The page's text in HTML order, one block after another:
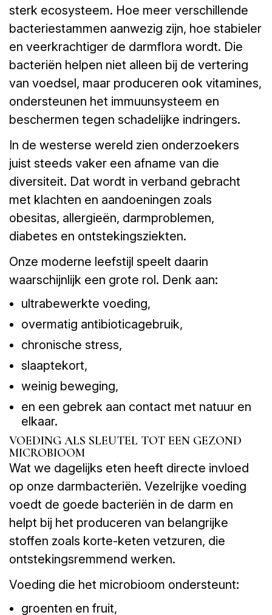
sterk ecosysteem. Hoe meer verschillende
bacteriestammen aanwezig zijn, hoe stabieler
en veerkrachtiger de darmflora wordt. Die
bacteriën helpen niet alleen bij de vertering
van voedsel, maar produceren ook vitamines,
ondersteunen het immuunsysteem en
beschermen tegen schadelijke indringers.
In de westerse wereld zien onderzoekers
juist steeds vaker een afname van die
diversiteit. Dat wordt in verband gebracht
met klachten en aandoeningen zoals
obesitas, allergieën, darmproblemen,
diabetes en ontstekingsziekten.
Onze moderne leefstijl speelt daarin
waarschijnlijk een grote rol. Denk aan:
ultrabewerkte voeding,
overmatig antibioticagebruik,
chronische stress,
slaaptekort,
weinig beweging,
en een gebrek aan contact met natuur en
elkaar.
VOEDING ALS SLEUTEL TOT EEN GEZOND
MICROBIOOM
Wat we dagelijks eten heeft directe invloed
op onze darmbacteriën. Vezelrijke voeding
voedt de goede bacteriën in de darm en
helpt bij het produceren van belangrijke
stoffen zoals korte-keten vetzuren, die
ontstekingsremmend werken.
Voeding die het microbioom ondersteunt:
groenten en fruit,